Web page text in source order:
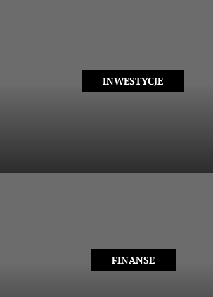
INWESTYCJE
FINANSE